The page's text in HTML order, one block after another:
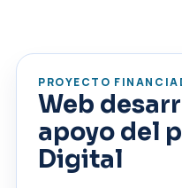
PROYECTO
Web
apoyo del
Digital